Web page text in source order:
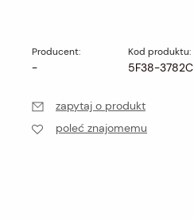
Producent:
-
Kod produktu:
5F38-3782C
zapytaj o produkt
poleć znajomemu